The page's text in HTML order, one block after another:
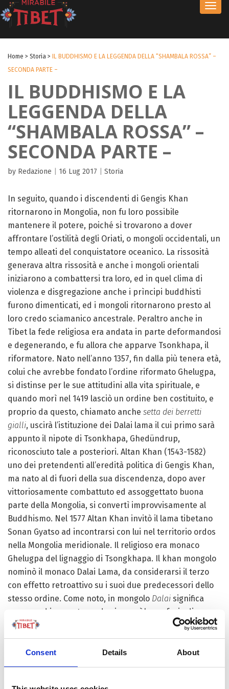
Consent Details About
Home > Storia >
IL BUDDHISMO E LA LEGGENDA DELLA “SHAMBALA ROSSA” –
SECONDA PARTE –
IL BUDDHISMO E LA
LEGGENDA DELLA
“SHAMBALA ROSSA” –
SECONDA PARTE –
by Redazione 16 Lug 2017 Storia
In seguito, quando i discendenti di Gengis Khan
ritornarono in Mongolia, non fu loro possibile
mantenere il potere, poiché si trovarono a dover
affrontare l’ostilità degli Oriati, o mongoli occidentali, un
tempo alleati del conquistatore oceanico. La rissosità
generava altra rissosità e anche i mongoli orientali
iniziarono a combattersi tra loro, ed in quel clima di
violenza e disgregazione anche i prìncipi buddhisti
furono dimenticati, ed i mongoli ritornarono presto al
loro credo sciamanico ancestrale. Peraltro anche in
Tibet la fede religiosa era andata in parte deformandosi
e degenerando, e fu allora che apparve Tsonkhapa, il
riformatore. Nato nell’anno 1357, fin dalla più tenera età,
colui che avrebbe fondato l’ordine riformato Ghelugpa,
si distinse per le sue attitudini alla vita spirituale, e
quando morì nel 1419 lasciò un ordine ben costituito, e
proprio da questo, chiamato anche setta dei berretti
gialli, uscirà l’istituzione dei Dalai lama il cui primo sarà
appunto il nipote di Tsonkhapa, Ghedündrup,
riconosciuto tale a posteriori. Altan Khan (1543-1582)
uno dei pretendenti all’eredità politica di Gengis Khan,
ma nato al di fuori della sua discendenza, dopo aver
vittoriosamente combattuto ed assoggettato buona
parte della Mongolia, si convertì improvvisamente al
Buddhismo. Nel 1577 Altan Khan invitò il lama tibetano
Sonan Gyatso ad incontrarsi con lui nel territorio ordos
nella Mongolia meridionale. Il religioso era monaco
Ghelugpa del lignaggio di Tsongkhapa. Il khan mongolo
nominò il monaco Dalai Lama, da considerarsi il terzo
con effetto retroattivo su i suoi due predecessori dello
stesso ordine. Come noto, in mongolo Dalai significa
, ed in questo modo si compì la profezia di
Phagpa, il quale aveva predetto a Khubilay che essi si
sarebbero incontrati nuovamente in una vita futura
dove il tibetano sarebbe stato l’acqua (Dalai), e il Khan
l’oro (in mongolo Altan). Per questa ragione Altan Khan